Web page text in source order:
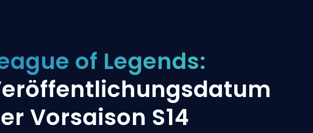
of Legends:
Vorsaison S14